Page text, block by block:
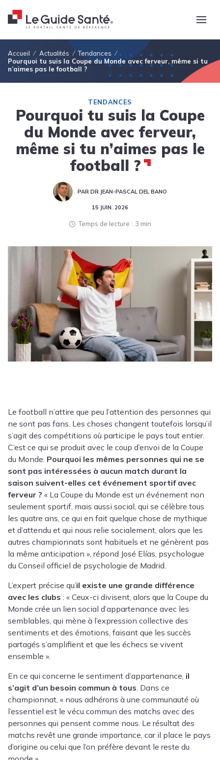
Fil d'Ariane
Accueil Actualités
Tendances
Pourquoi tu suis la Coupe du Monde avec ferveur, même si tu
n’aimes pas le football ?
TENDANCES
Pourquoi tu suis la Coupe
du Monde avec ferveur,
même si tu n’aimes pas le
football ?
PAR DR JEAN-PASCAL DEL BANO
15 JUIN. 2026
Temps de lecture 3 min
Le football n’attire que peu l’attention des personnes qui
ne sont pas fans. Les choses changent toutefois lorsqu’il
s’agit des compétitions où participe le pays tout entier.
C’est ce qui se produit avec le coup d’envoi de la Coupe
du Monde. Pourquoi les mêmes personnes qui ne se
sont pas intéressées à aucun match durant la
saison suivent-elles cet événement sportif avec
ferveur ? « La Coupe du Monde est un événement non
seulement sportif, mais aussi social, qui se célèbre tous
les quatre ans, ce qui en fait quelque chose de mythique
et d’attendu et qui nous relie socialement, alors que les
autres championnats sont habituels et ne génèrent pas
la même anticipation », répond José Elías , psychologue
du Conseil officiel de psychologie de Madrid.
L’expert précise qu’il existe une grande différence
avec les clubs : « Ceux-ci divisent, alors que la Coupe du
Monde crée un lien social d’appartenance avec les
semblables, qui mène à l’expression collective des
sentiments et des émotions, faisant que les succès
partagés s’amplifient et que les échecs se vivent
ensemble ».
En ce qui concerne le sentiment d’appartenance, il
s’agit d’un besoin commun à tous . Dans ce
championnat, « nous adhérons à une communauté où
l’essentiel est le vécu commun des matchs avec des
personnes qui pensent comme nous. Le résultat des
matchs revêt une grande importance, car il place le pays
d’origine ou celui que l’on préfère devant le reste du